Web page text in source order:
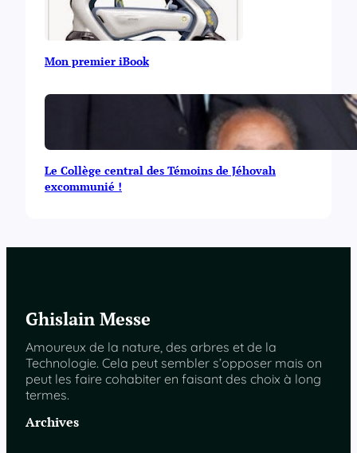
Mon premier iBook
Le Collège central des Témoins de Jéhovah
excommunié !
Ghislain Messe
Amoureux de la nature, des arbres et de la
Technologie. Cela peut sembler s’opposer mais on
peut les faire cohabiter en faisant des choix à long
termes.
Archives